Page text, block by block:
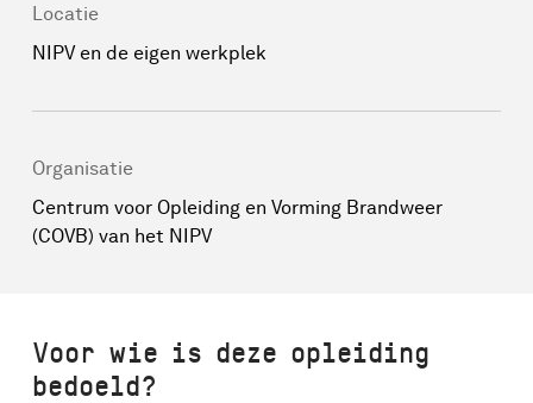
Locatie
NIPV en de eigen werkplek
Organisatie
Centrum voor Opleiding en Vorming Brandweer
(COVB) van het NIPV
Voor wie is deze opleiding
bedoeld?